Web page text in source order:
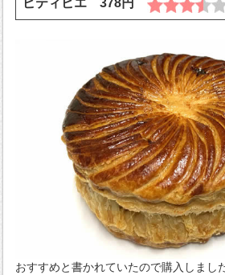
ピティビエ 378円
おすすめと書かれていたので購入しまし